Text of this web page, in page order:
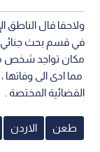
ولاحقا قال الناطق
في قسم بحث جنائي
مكان تواجد شخص
مما ادى الى وفاتها
القضائية المختصة .
طعن الاردن